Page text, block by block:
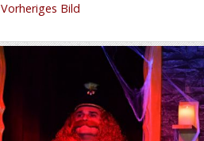
Vorheriges Bild